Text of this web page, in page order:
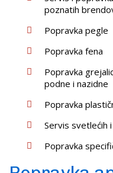
poznatih
Popravka pegle
Popravka fena
Popravka
podne i nazidne
Popravka
Servis svetlećih
Popravka